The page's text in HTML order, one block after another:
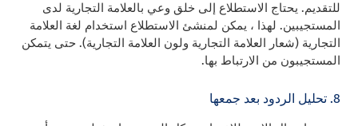
للتقديم. يحتاج الاستطلاع إلى خلق وعي بالعلامة التجارية لدى
المستجيبين. لهذا ، يمكن لمنشئ الاستطلاع استخدام لغة العلامة
التجارية (شعار العلامة التجارية ولون العلامة التجارية). حتى يتمكن
المستجيبون من الارتباط بها.
8. تحليل الردود بعد جمعها